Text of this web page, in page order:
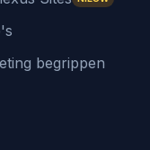
begrippen